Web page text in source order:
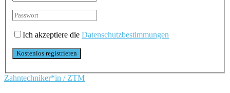
Ich akzeptiere die Datenschutzbestimmungen
Zahntechniker*in / ZTM